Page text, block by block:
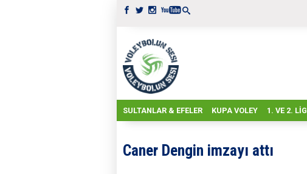
SULTANLAR & EFELER KUPA VOLEY 1. VE 2. LIG
Caner Dengin imzayı attı